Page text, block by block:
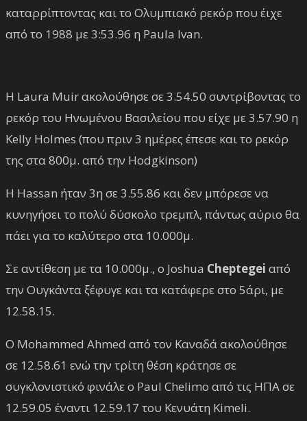
καταρρίπτοντας και το Ολυμπιακό ρεκόρ που έιχε
από το 1988 με 3:53.96 η Paula Ivan.
H Laura Muir ακολούθησε σε 3.54.50 συντρίβοντας το
ρεκόρ του Ηνωμένου Βασιλείου που είχε με 3.57.90 η
Kelly Holmes (που πριν 3 ημέρες έπεσε και το ρεκόρ
της στα 800μ. από την Hodgkinson)
Η Hassan ήταν 3η σε 3.55.86 και δεν μπόρεσε να
κυνηγήσει το πολύ δύσκολο τρεμπλ, πάντως αύριο θα
πάει για το καλύτερο στα 10.000μ.
Σε αντίθεση με τα 10.000μ., ο Joshua Cheptegei από
την Ουγκάνταξέφυγε και τα κατάφερε στο 5άρι, με
12.58.15.
Ο Mohammed Ahmed από τον Καναδά ακολούθησε
σε 12.58.61 ενώ την τρίτη θέση κράτησε σε
συγκλονιστικό φινάλε ο Paul Chelimo από τις ΗΠΑ σε
12.59.05 έναντι 12.59.17 του Κενυάτη Kimeli.